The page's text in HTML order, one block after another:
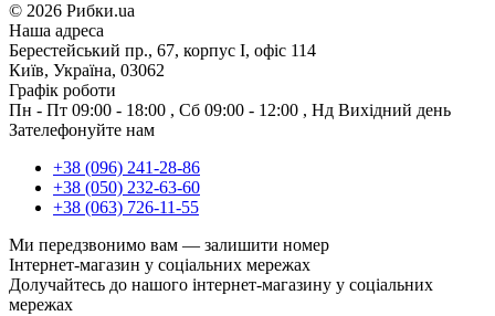
© 2026 Рибки.ua
Наша адреса
Берестейський пр., 67, корпус І, офіс 114
Київ, Україна, 03062
Графік роботи
Пн - Пт 09:00 - 18:00 , Сб 09:00 - 12:00 , Нд Вихідний день
Зателефонуйте нам
+38 (096) 241-28-86
+38 (050) 232-63-60
+38 (063) 726-11-55
Ми передзвонимо вам — залишити номер
Інтернет-магазин у соціальних мережах
Долучайтесь до нашого інтернет-магазину у соціальних
мережах